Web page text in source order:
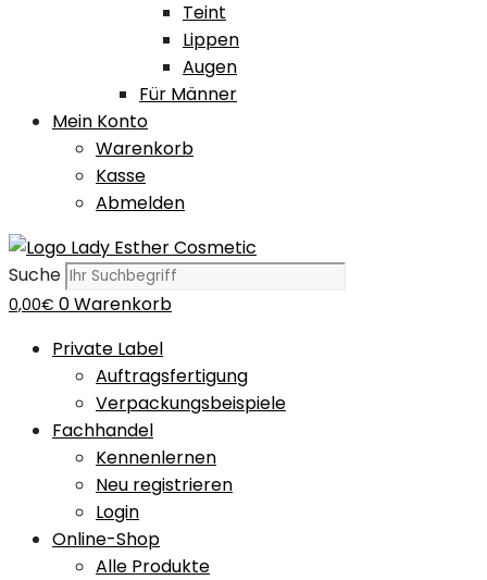
Teint
Lippen
Augen
Für Männer
Mein Konto
Warenkorb
Kasse
Abmelden
Suche
0,00€ 0Warenkorb
Private Label
Auftragsfertigung
Verpackungsbeispiele
Fachhandel
Kennenlernen
Neu registrieren
Login
Online-Shop
Alle Produkte